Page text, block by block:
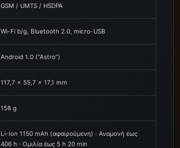
GSM / UMTS / HSDPA
Wi-Fi b/g, Bluetooth 2.0, micro-USB
Android 1.0 (“Astro”)
117,7 × 55,7 × 17,1 mm
158 g
Li-Ion 1150 mAh (αφαιρούμενη) · Αναμονή έως
406 h · Ομιλία έως 5 h 20 min